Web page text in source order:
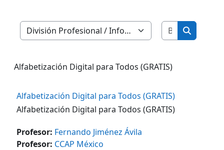
Categorías
Buscar
Buscar
Alfabetización Digital para Todos (GRATIS)
Alfabetización Digital para Todos (GRATIS)
Alfabetización Digital para Todos (GRATIS)
Profesor: Fernando Jiménez Ávila
Profesor: CCAP México